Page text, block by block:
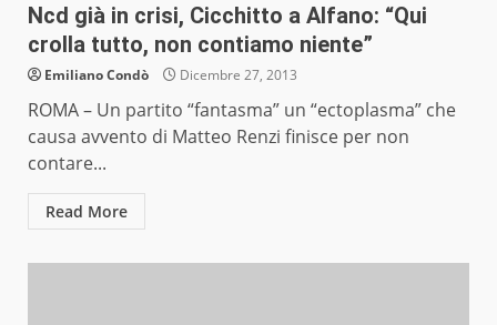
Ncd già in crisi, Cicchitto a Alfano: “Qui
crolla tutto, non contiamo niente”
Emiliano Condò Dicembre 27, 2013
ROMA – Un partito “fantasma” un “ectoplasma” che
causa avvento di Matteo Renzi finisce per non
contare...
Read More